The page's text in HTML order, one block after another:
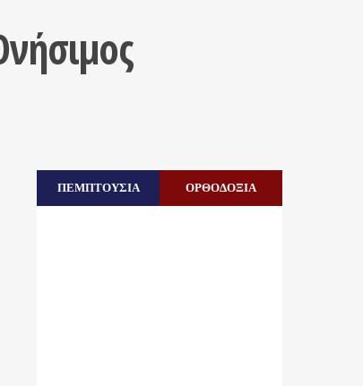
ΠΕΜΠΤΟΥΣΙΑ ΟΡΘΟΔΟΞΙΑ